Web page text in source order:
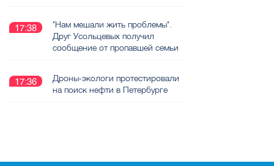
17:38
"Нам мешали жить проблемы".
Друг Усольцевых получил
сообщение от пропавшей семьи
17:36
Дроны-экологи протестировали
на поиск нефти в Петербурге